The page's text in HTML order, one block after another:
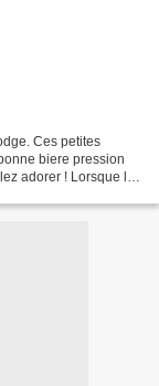
Ces petites
biere pression
adorer ! Lorsque la